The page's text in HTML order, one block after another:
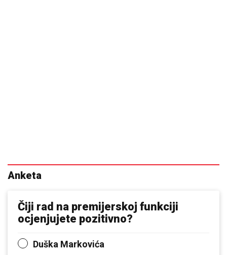
Anketa
Čiji rad na premijerskoj funkciji
ocjenjujete pozitivno?
Duška Markovića